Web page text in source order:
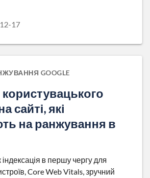
17
GOOGLE
сайті, які
на ранжування в
індексація в першу чергу для
Core Web Vitals, зручний